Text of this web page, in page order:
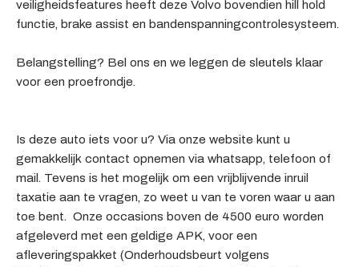
veiligheidsfeatures heeft deze Volvo bovendien hill hold
functie, brake assist en bandenspanningcontrolesysteem.
Belangstelling? Bel ons en we leggen de sleutels klaar
voor een proefrondje.
Is deze auto iets voor u? Via onze website kunt u
gemakkelijk contact opnemen via whatsapp, telefoon of
mail. Tevens is het mogelijk om een vrijblijvende inruil
taxatie aan te vragen, zo weet u van te voren waar u aan
toe bent. Onze occasions boven de 4500 euro worden
afgeleverd met een geldige APK, voor een
afleveringspakket (Onderhoudsbeurt volgens